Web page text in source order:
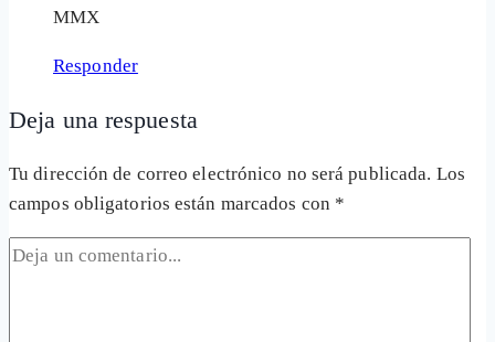
MMX
Responder
Deja una respuesta
Tu dirección de correo electrónico no será publicada. Los
campos obligatorios están marcados con *